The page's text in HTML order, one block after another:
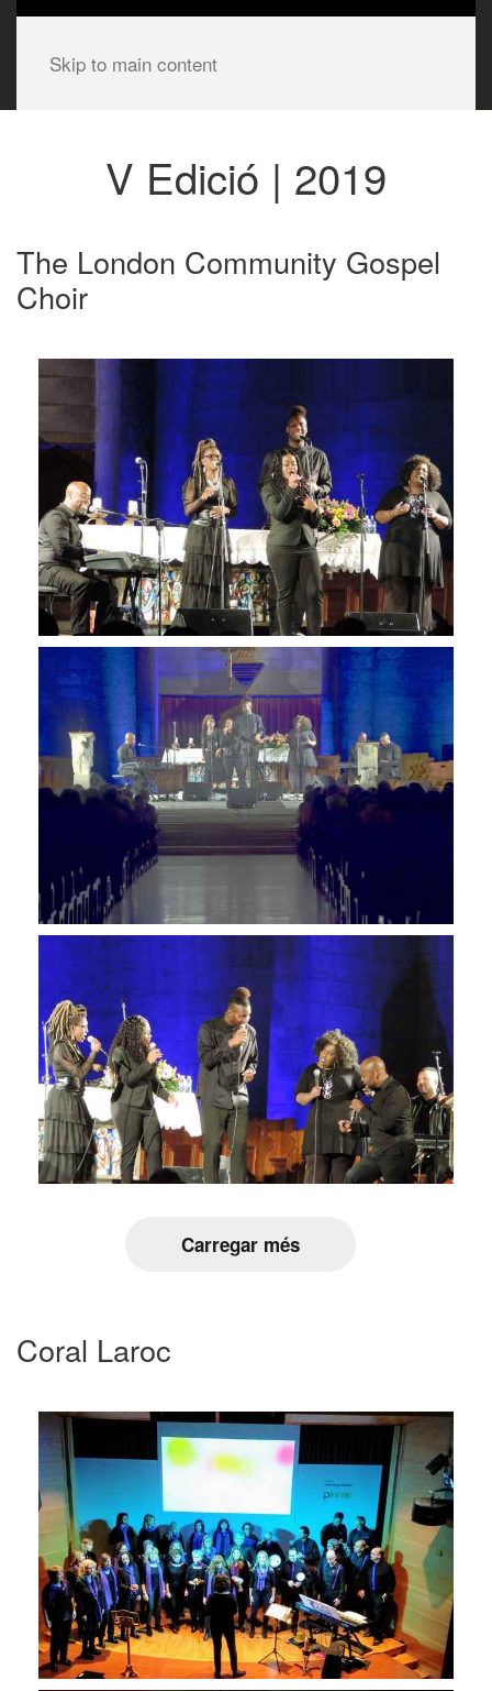
Skip to main content
V Edició | 2019
The London Community Gospel
Choir
Carregar més
Coral Laroc